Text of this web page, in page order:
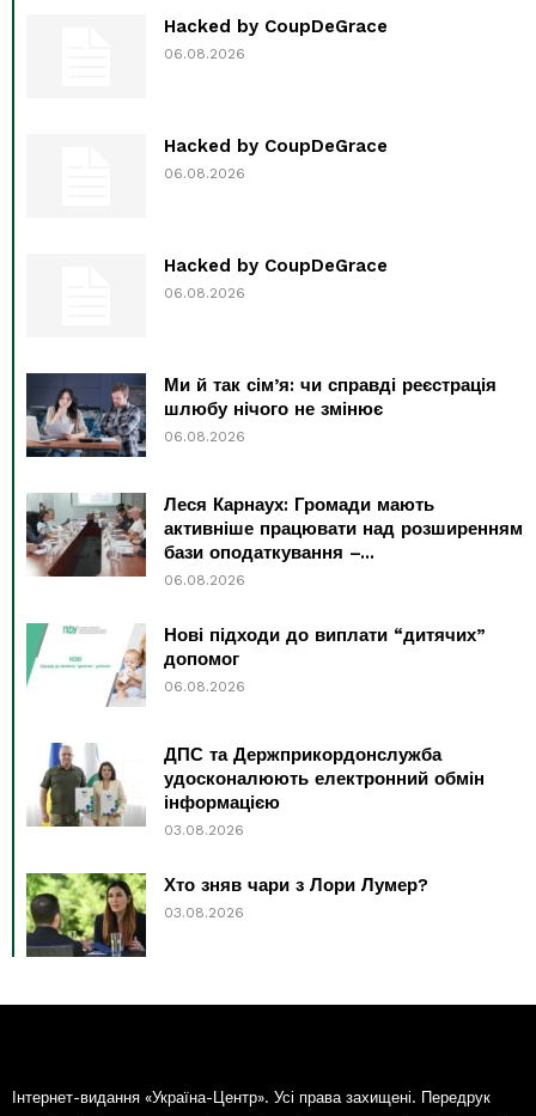
Hacked by CoupDeGrace
06.08.2026
Hacked by CoupDeGrace
06.08.2026
Hacked by CoupDeGrace
06.08.2026
Ми й так сім’я: чи справді реєстрація
шлюбу нічого не змінює
06.08.2026
Леся Карнаух: Громади мають
активніше працювати над розширенням
бази оподаткування –...
06.08.2026
Нові підходи до виплати “дитячих”
допомог
06.08.2026
ДПС та Держприкордонслужба
удосконалюють електронний обмін
інформацією
03.08.2026
Хто зняв чари з Лори Лумер?
03.08.2026
Інтернет-видання «Україна-Центр». Усі права захищені. Передрук